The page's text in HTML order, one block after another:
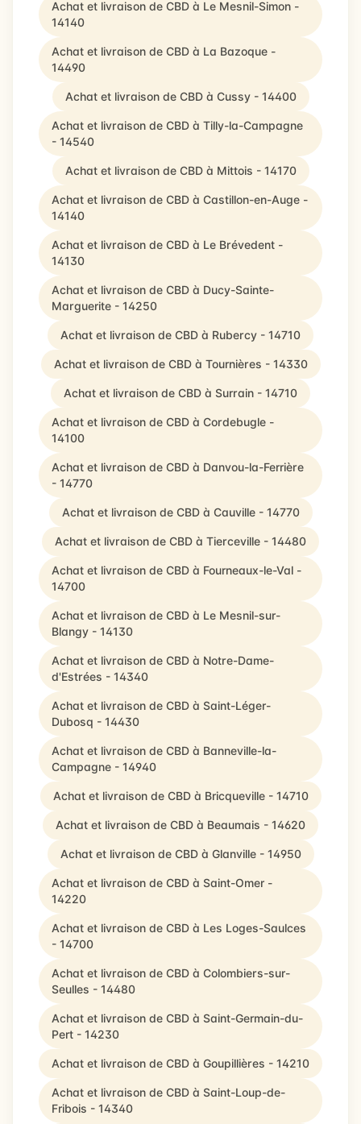
Achat et livraison de CBD à Le Mesnil-Simon -
14140
Achat et livraison de CBD à La Bazoque -
14490
Achat et livraison de CBD à Cussy - 14400
Achat et livraison de CBD à Tilly-la-Campagne
- 14540
Achat et livraison de CBD à Mittois - 14170
Achat et livraison de CBD à Castillon-en-Auge -
14140
Achat et livraison de CBD à Le Brévedent -
14130
Achat et livraison de CBD à Ducy-Sainte-
Marguerite - 14250
Achat et livraison de CBD à Rubercy - 14710
Achat et livraison de CBD à Tournières - 14330
Achat et livraison de CBD à Surrain - 14710
Achat et livraison de CBD à Cordebugle -
14100
Achat et livraison de CBD à Danvou-la-Ferrière
- 14770
Achat et livraison de CBD à Cauville - 14770
Achat et livraison de CBD à Tierceville - 14480
Achat et livraison de CBD à Fourneaux-le-Val -
14700
Achat et livraison de CBD à Le Mesnil-sur-
Blangy - 14130
Achat et livraison de CBD à Notre-Dame-
d'Estrées - 14340
Achat et livraison de CBD à Saint-Léger-
Dubosq - 14430
Achat et livraison de CBD à Banneville-la-
Campagne - 14940
Achat et livraison de CBD à Bricqueville - 14710
Achat et livraison de CBD à Beaumais - 14620
Achat et livraison de CBD à Glanville - 14950
Achat et livraison de CBD à Saint-Omer -
14220
Achat et livraison de CBD à Les Loges-Saulces
- 14700
Achat et livraison de CBD à Colombiers-sur-
Seulles - 14480
Achat et livraison de CBD à Saint-Germain-du-
Pert - 14230
Achat et livraison de CBD à Goupillières - 14210
Achat et livraison de CBD à Saint-Loup-de-
Fribois - 14340